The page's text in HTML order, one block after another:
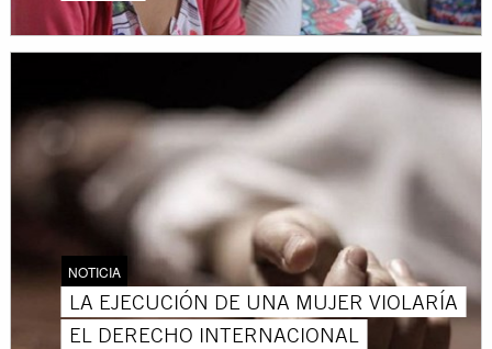
NOTICIA
LA EJECUCIÓN DE UNA MUJER VIOLARÍA
EL DERECHO INTERNACIONAL